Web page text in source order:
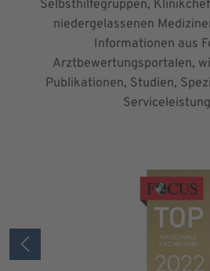
Selbsthilfegruppen,
niedergelassenen
Informationen aus
Arztbewertungsportalen,
Publikationen, Studien,